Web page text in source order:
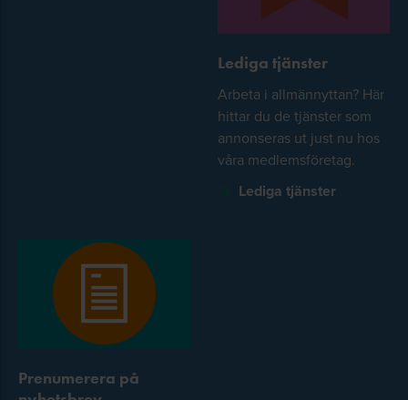
Lediga tjänster
Arbeta i allmännyttan? Här
hittar du de tjänster som
annonseras ut just nu hos
våra medlemsföretag.
Lediga tjänster
Prenumerera på